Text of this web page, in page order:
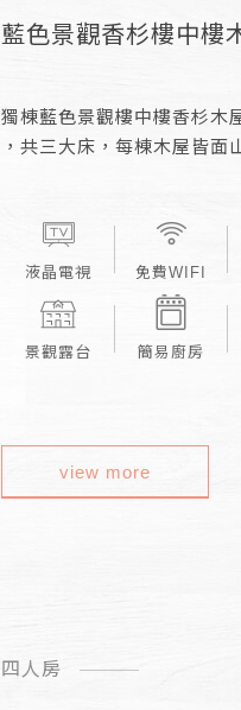
藍色景觀香杉樓中樓
獨棟藍色景觀樓中樓香杉木
，共三大床，每棟木屋皆面
液晶電視 免費WIFI
景觀露台 簡易廚房
view more
四人房